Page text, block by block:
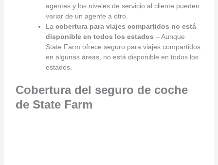
agentes y los niveles de servicio al cliente pueden
variar de un agente a otro.
La cobertura para viajes compartidos no está
disponible en todos los estados – Aunque
State Farm ofrece seguro para viajes compartidos
en algunas áreas, no está disponible en todos los
estados.
Cobertura del seguro de coche
de State Farm